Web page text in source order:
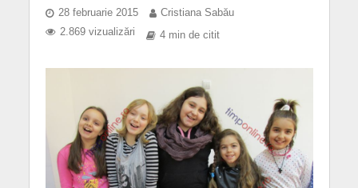
28 februarie 2015
Cristiana Sabău
2.869 vizualizări
4 min de citit